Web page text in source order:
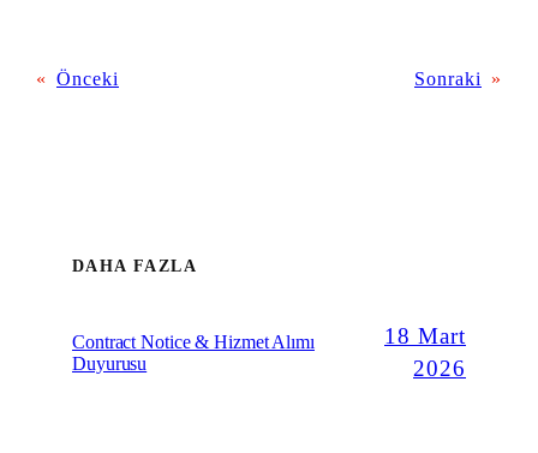
« Önceki Sonraki »
DAHA FAZLA
Contract Notice & Hizmet Alımı
Duyurusu
18 Mart
2026